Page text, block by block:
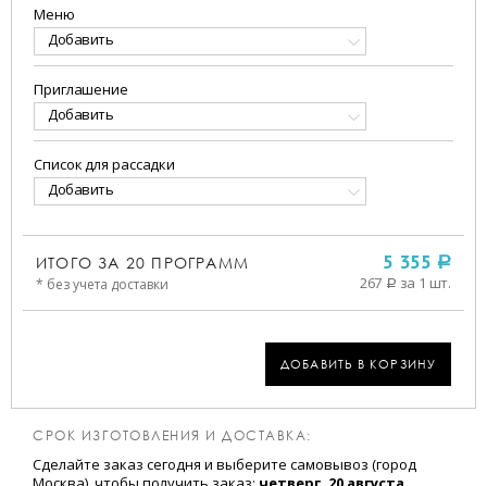
Меню
Добавить
Приглашение
Добавить
Список для рассадки
Добавить
ИТОГО ЗА 20 ПРОГРАММ
* без учета доставки
5 355 a
267 a за 1 шт.
ДОБАВИТЬ В КОРЗИНУ
СРОК ИЗГОТОВЛЕНИЯ И ДОСТАВКА:
Сделайте заказ сегодня и выберите самовывоз (город